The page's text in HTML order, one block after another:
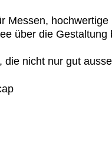
Messen,
über die
die nicht nur gut